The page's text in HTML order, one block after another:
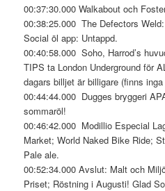
00:37:30.000 Walkabout och
00:38:25.000 The Defectors
Social öl app: Untappd.
00:40:58.000 Soho, Harrod’s
TIPS ta London Underground för
dagars billjet är billigare (finns
00:44:44.000 Dugges bryggeri
sommaröl!
00:46:42.000 Modillio Especial
Market; World Naked Bike Ride;
Pale ale.
00:52:34.000 Avslut: Malt och
Priset; Röstning i Augusti! Glad